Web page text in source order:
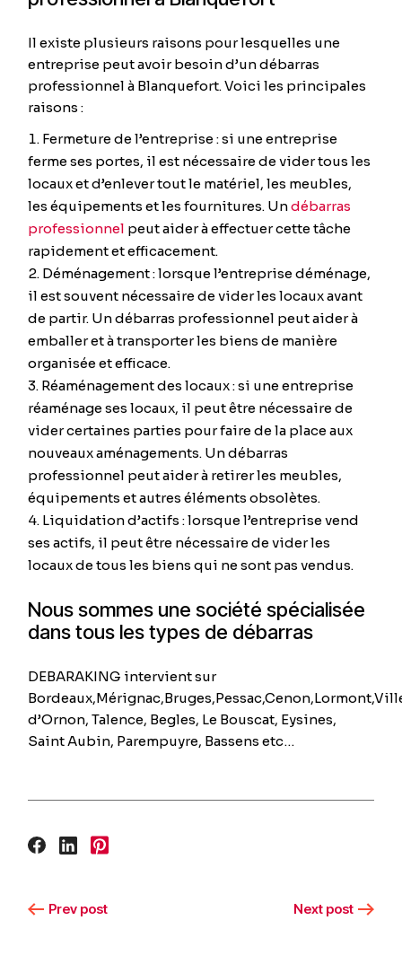
Il existe plusieurs raisons pour lesquelles une
entreprise peut avoir besoin d’un débarras
professionnel à Blanquefort. Voici les principales
raisons :
Fermeture de l’entreprise : si une entreprise
ferme ses portes, il est nécessaire de vider tous les
locaux et d’enlever tout le matériel, les meubles,
les équipements et les fournitures. Undébarras
professionnel peut aider à effectuer cette tâche
rapidement et efficacement.
Déménagement : lorsque l’entreprise déménage,
il est souvent nécessaire de vider les locaux avant
de partir. Un débarras professionnel peut aider à
emballer et à transporter les biens de manière
organisée et efficace.
Réaménagement des locaux : si une entreprise
réaménage ses locaux, il peut être nécessaire de
vider certaines parties pour faire de la place aux
nouveaux aménagements. Un débarras
professionnel peut aider à retirer les meubles,
équipements et autres éléments obsolètes.
Liquidation d’actifs : lorsque l’entreprise vend
ses actifs, il peut être nécessaire de vider les
locaux de tous les biens qui ne sont pas vendus.
Nous sommes une société spécialisée
dans tous les types de débarras
DEBARAKING intervient sur
d’Ornon, Talence, Begles, Le Bouscat, Eysines,
Saint Aubin, Parempuyre, Bassens etc…
Prev post Next post